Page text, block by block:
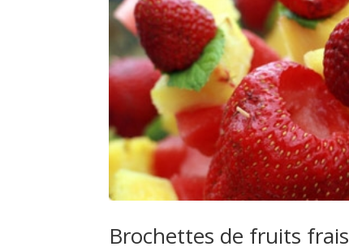
Brochettes de fruits frais